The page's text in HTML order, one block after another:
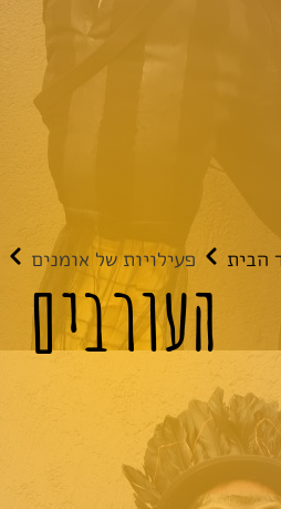
הבית פעילויות של אומנים
העורבים